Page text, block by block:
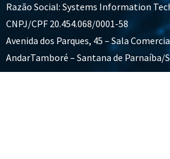
Razão Social: Systems Information
CNPJ/CPF 20.454.068/0001-58
Avenida dos Parques, 45 – Sala
AndarTamboré – Santana de Parnaíba/